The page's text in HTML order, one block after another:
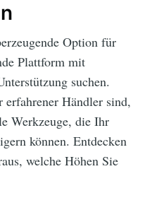
Option für
Plattform mit
suchen.
Händler sind,
Werkzeuge, die Ihr
können. Entdecken
welche Höhen Sie